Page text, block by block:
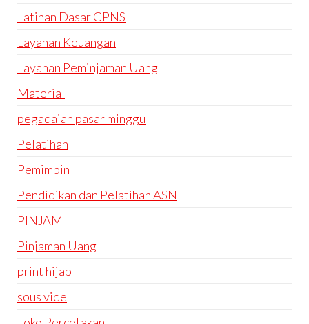
Latihan Dasar CPNS
Layanan Keuangan
Layanan Peminjaman Uang
Material
pegadaian pasar minggu
Pelatihan
Pemimpin
Pendidikan dan Pelatihan ASN
PINJAM
Pinjaman Uang
print hijab
sous vide